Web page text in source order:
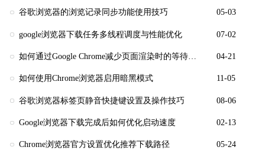
谷歌浏览器的浏览记录同步功能使用技巧 05-03
google浏览器下载任务多线程调度与性能优化 07-02
04-21
如何使用Chrome浏览器启用暗黑模式 11-05
谷歌浏览器标签页静音快捷键设置及操作技巧 08-06
Google浏览器下载完成后如何优化启动速度 02-13
Chrome浏览器官方设置优化推荐下载路径 05-24